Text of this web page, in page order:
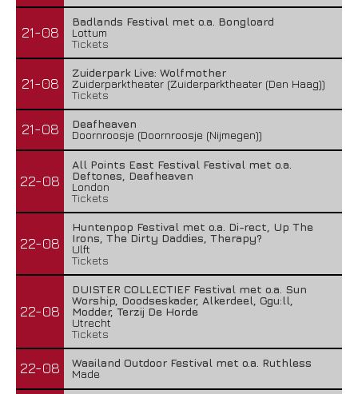
21-08
Badlands Festival met o.a. Bongloard
Lottum
Tickets
21-08
Zuiderpark Live: Wolfmother
Zuiderparktheater (Zuiderparktheater (Den Haag))
Tickets
21-08
Deafheaven
Doornroosje (Doornroosje (Nijmegen))
22-08
All Points East Festival Festival met o.a.
Deftones, Deafheaven
London
Tickets
22-08
Huntenpop Festival met o.a. Di-rect, Up The
Irons, The Dirty Daddies, Therapy?
Ulft
Tickets
22-08
DUISTER COLLECTIEF Festival met o.a. Sun
Worship, Doodseskader, Alkerdeel, Ggu:ll,
Modder, Terzij De Horde
Utrecht
Tickets
22-08
Waailand Outdoor Festival met o.a. Ruthless
Made